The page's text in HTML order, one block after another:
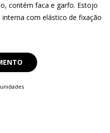
contém faca e garfo. Estojo
com elástico de fixação